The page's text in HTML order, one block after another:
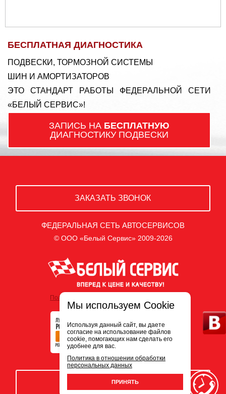
БЕСПЛАТНАЯ ДИАГНОСТИКА
ПОДВЕСКИ, ТОРМОЗНОЙ СИСТЕМЫ
ШИН И АМОРТИЗАТОРОВ
ЭТО СТАНДАРТ РАБОТЫ ФЕДЕРАЛЬНОЙ СЕТИ
«БЕЛЫЙ СЕРВИС»!
ЗАПИСЬ НА БЕСПЛАТНУЮ
ДИАГНОСТИКУ ПОДВЕСКИ
ЗАКАЗАТЬ ЗВОНОК
ФЕДЕРАЛЬНАЯ СЕТЬ АВТОСЕРВИСОВ
© ООО «Белый Сервис» 2009-2026
Политика обработки персональных данных
ЗАПИСЬ НА СЕРВИС
Мы используем Cookie
Используя данный сайт, вы даете
согласие на использование файлов
cookie, помогающих нам сделать его
удобнее для вас.
Политика в отношении обработки
персональных данных
ПРИНЯТЬ